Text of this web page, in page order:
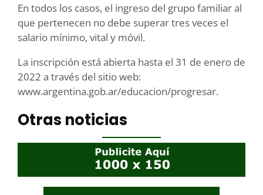
En todos los casos, el ingreso del grupo familiar al
que pertenecen no debe superar tres veces el
salario mínimo, vital y móvil.
La inscripción está abierta hasta el 31 de enero de
2022 a través del sitio web:
www.argentina.gob.ar/educacion/progresar.
Otras noticias